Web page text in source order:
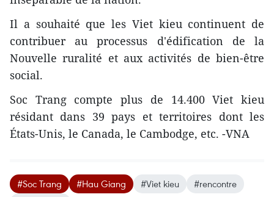
Il a souhaité que les Viet kieu continuent de
contribuer au processus d'édification de la
Nouvelle ruralité et aux activités de bien-être
social.
Soc Trang compte plus de 14.400 Viet kieu
résidant dans 39 pays et territoires dont les
États-Unis, le Canada, le Cambodge, etc. -VNA
#Soc Trang #Hau Giang #Viet kieu
#rencontre